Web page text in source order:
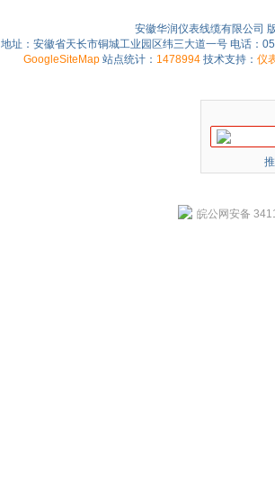
安徽华润仪表线缆有限公司
地址：安徽省天长市铜城工业园区纬三大道一号 电话：
GoogleSiteMap 站点统计： 1478994 技术支持： 仪
皖公网安备